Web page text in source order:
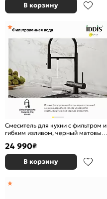
В корзину
Смеситель для кухни с фильтром и
гибким изливом, черный матовый,
24 990₽
В корзину